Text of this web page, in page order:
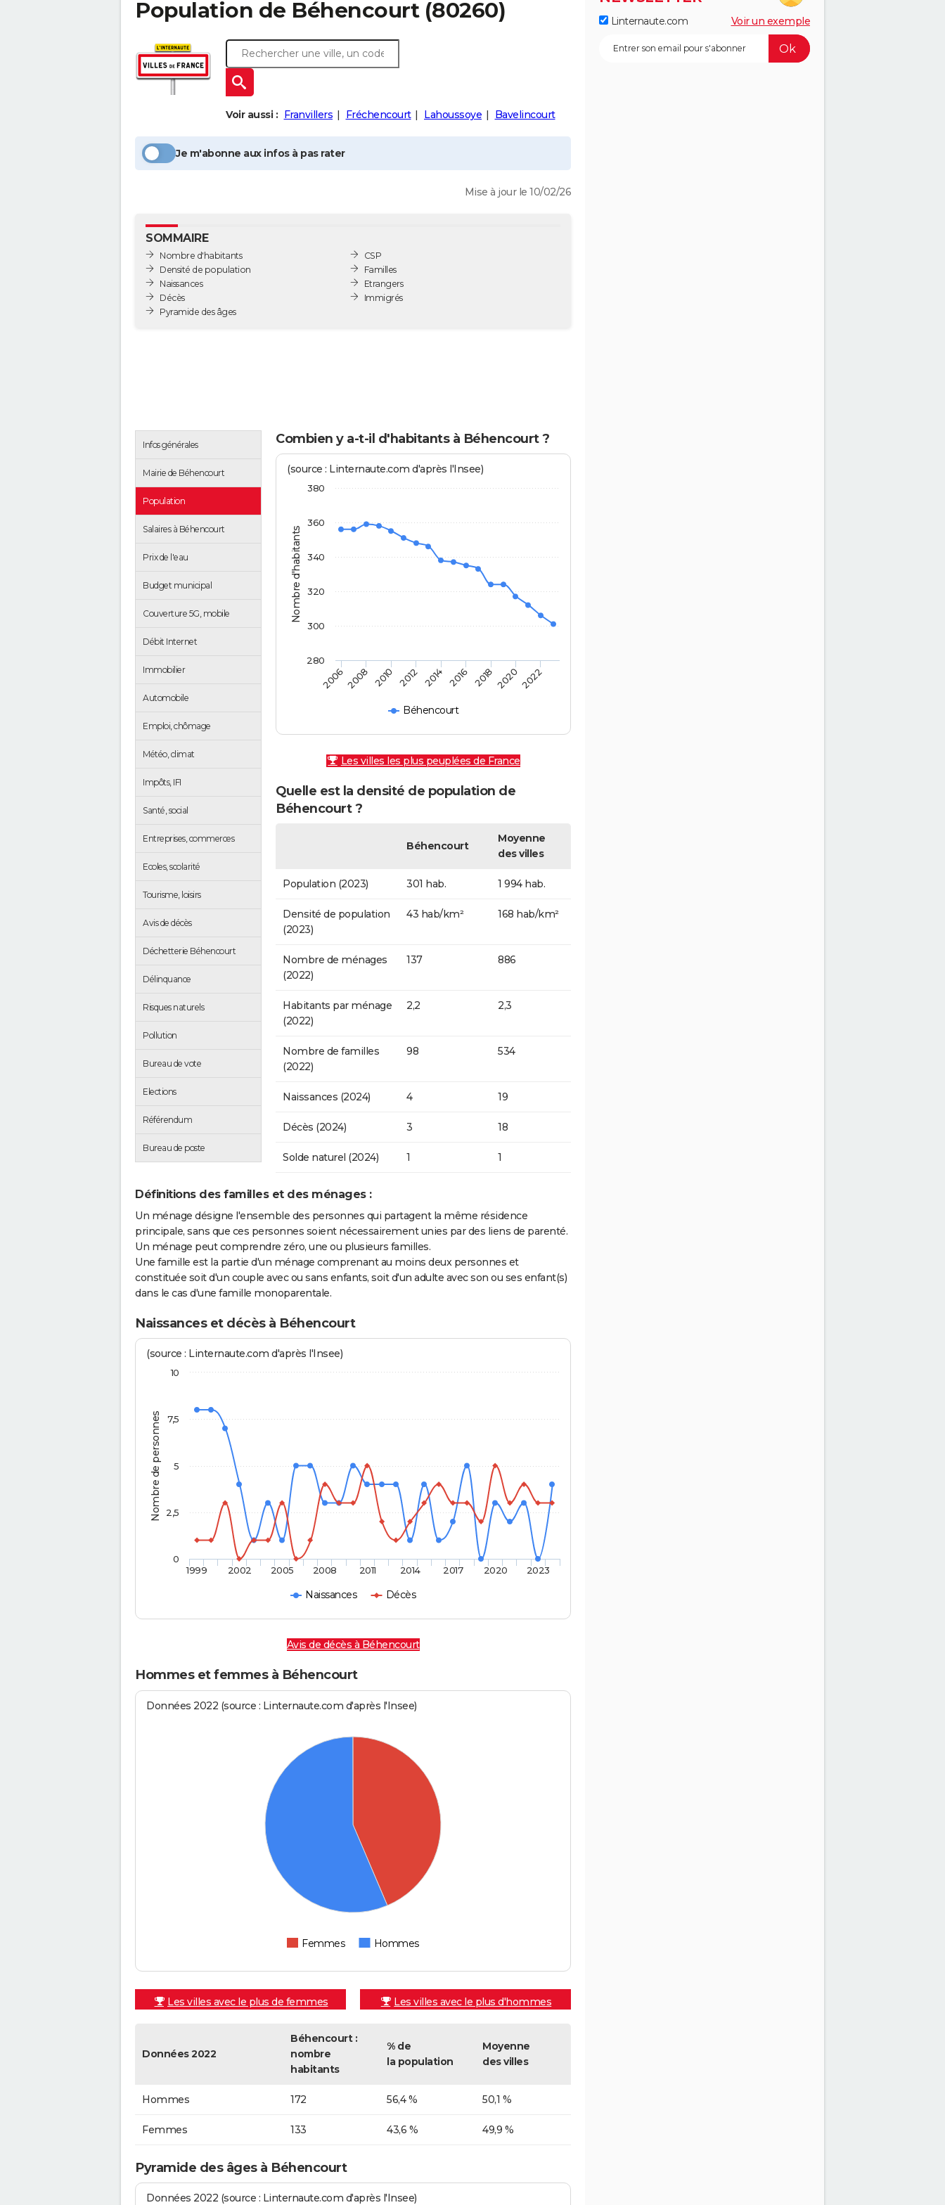
Population de Béhencourt(80260)
Voir aussi : Franvillers Fréchencourt Lahoussoye Bavelincourt
Je m'abonne aux infos à pas rater
Mise à jour le 10/02/26
SOMMAIRE
Nombre d'habitants
Densité de population
Naissances
Décès
Pyramide des âges
CSP
Familles
Etrangers
Immigrés
Infos générales
Mairie de Béhencourt
Population
Salaires à Béhencourt
Prix de l'eau
Budget municipal
Couverture 5G, mobile
Débit Internet
Immobilier
Automobile
Emploi, chômage
Météo, climat
Impôts, IFI
Santé, social
Entreprises, commerces
Ecoles, scolarité
Tourisme, loisirs
Avis de décès
Déchetterie Béhencourt
Délinquance
Risques naturels
Pollution
Bureau de vote
Elections
Référendum
Bureau de poste
Combien y a-t-il d'habitants à Béhencourt ?
Nombre d'habitants
(source : Linternaute.com d'après l'Insee)
Béhencourt
20062008 2010 2012 2014 2016 2018 20202022
280
300
320
340
360
380
Les villes les plus peuplées de France
Quelle est la densité de population de
Béhencourt ?
Béhencourt
Moyenne
des villes
Population (2023) 301 hab. 1 994 hab.
Densité de population
(2023)
43 hab/km² 168 hab/km²
Nombre de ménages
(2022)
137 886
Habitants par ménage
(2022)
2,2 2,3
Nombre de familles
(2022)
98 534
Naissances (2024) 4 19
Décès (2024) 3 18
Solde naturel (2024) 1 1
Définitions des familles et des ménages :
Un ménage désigne l'ensemble des personnes qui partagent la même résidence
principale, sans que ces personnes soient nécessairement unies par des liens de parenté.
Un ménage peut comprendre zéro, une ou plusieurs familles.
Une famille est la partie d'un ménage comprenant au moins deux personnes et
constituée soit d'un couple avec ou sans enfants, soit d'un adulte avec son ou ses enfant(s)
dans le cas d'une famille monoparentale.
Naissances et décès à Béhencourt
Nombre de personnes
(source : Linternaute.com d'après l'Insee)
Naissances Décès
1999 2002 2005 2008 2011 2014 2017 2020 2023
0
2,5
5
7,5
10
Avis de décès à Béhencourt
Hommes et femmes à Béhencourt
Données 2022 (source : Linternaute.com d'après l'Insee)
Femmes Hommes
Les villes avec le plus de femmes Les villes avec le plus d'hommes
Données 2022
Béhencourt :
nombre
habitants
% de
la population
Moyenne
des villes
Hommes 172 56,4 % 50,1 %
Femmes 133 43,6 % 49,9 %
Pyramide des âges à Béhencourt
Données 2022 (source : Linternaute.com d'après l'Insee)
Linternaute.com Voir un exemple